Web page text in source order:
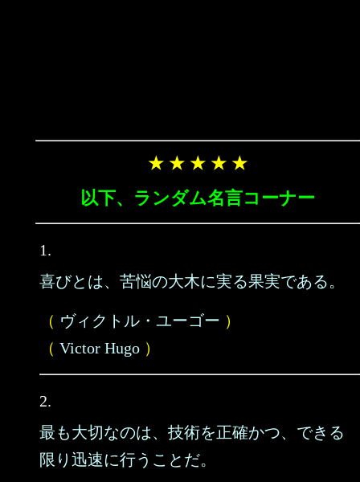
★ ★ ★ ★ ★
以下、ランダム名言コーナー
1.
喜びとは、苦悩の大木に実る果実である。
（ ヴィクトル・ユーゴー ）
（ Victor Hugo ）
2.
最も大切なのは、技術を正確かつ、できる
限り迅速に行うことだ。